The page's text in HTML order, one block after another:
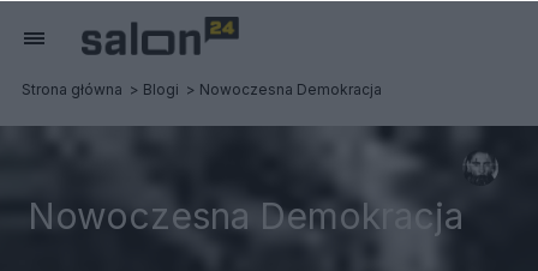
Strona główna Blogi Nowoczesna Demokracja
Nowoczesna Demokracja